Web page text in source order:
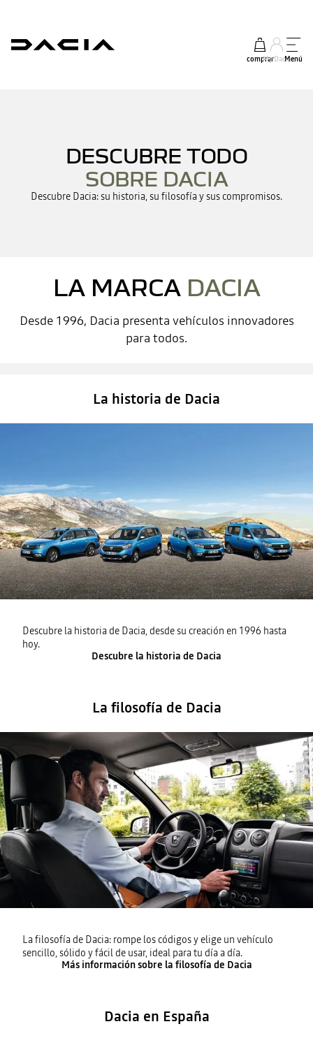
comprarMy DaciaMenú
DESCUBRE TODO
SOBRE DACIA
Descubre Dacia: su historia, su filosofía y sus compromisos.
LA MARCA DACIA
Desde 1996, Dacia presenta vehículos innovadores
para todos.
La historia de Dacia
Descubre la historia de Dacia, desde su creación en 1996 hasta
hoy.
Descubre la historia de Dacia
La filosofía de Dacia
La filosofía de Dacia: rompe los códigos y elige un vehículo
sencillo, sólido y fácil de usar, ideal para tu día a día.
Más información sobre la filosofía de Dacia
Dacia en España